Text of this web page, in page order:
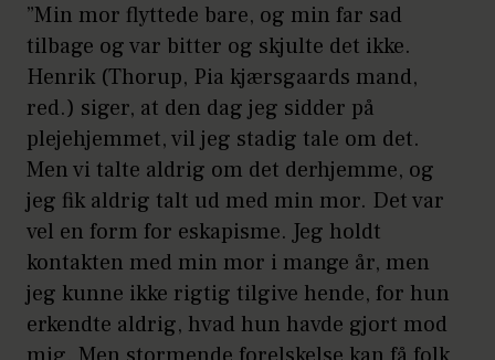
”Min mor flyttede bare, og min far sad
tilbage og var bitter og skjulte det ikke.
Henrik (Thorup, Pia kjærsgaards mand,
red.) siger, at den dag jeg sidder på
plejehjemmet, vil jeg stadig tale om det.
Men vi talte aldrig om det derhjemme, og
jeg fik aldrig talt ud med min mor. Det var
vel en form for eskapisme. Jeg holdt
kontakten med min mor i mange år, men
jeg kunne ikke rigtig tilgive hende, for hun
erkendte aldrig, hvad hun havde gjort mod